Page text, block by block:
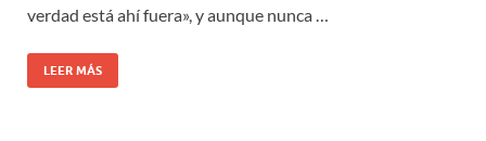
verdad está ahí fuera», y aunque nunca …
LEER MÁS